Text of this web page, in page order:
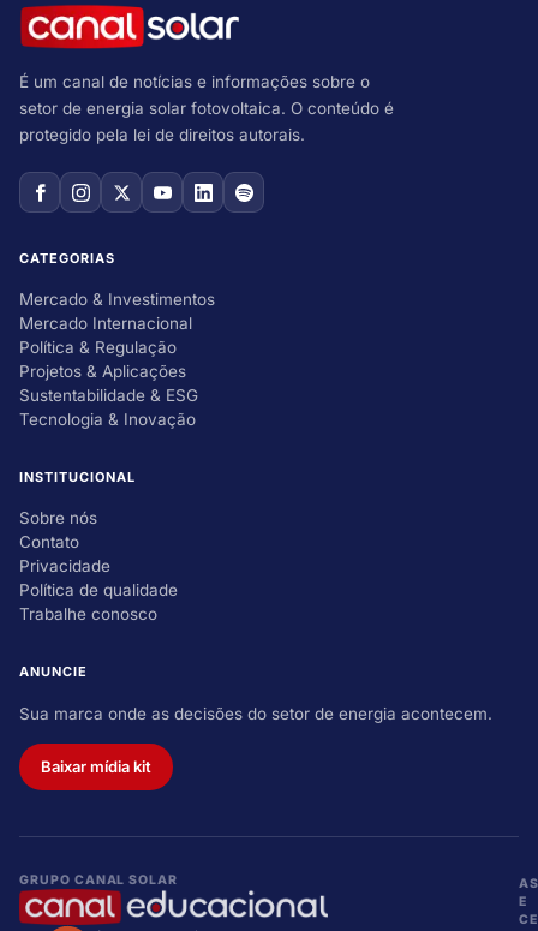
É um canal de notícias e informações sobre o
setor de energia solar fotovoltaica. O conteúdo é
protegido pela lei de direitos autorais.
CATEGORIAS
Mercado & Investimentos
Mercado Internacional
Política & Regulação
Projetos & Aplicações
Sustentabilidade & ESG
Tecnologia & Inovação
INSTITUCIONAL
Sobre nós
Contato
Privacidade
Política de qualidade
Trabalhe conosco
ANUNCIE
Sua marca onde as decisões do setor de energia acontecem.
Baixar mídia kit
GRUPO CANAL SOLAR
E